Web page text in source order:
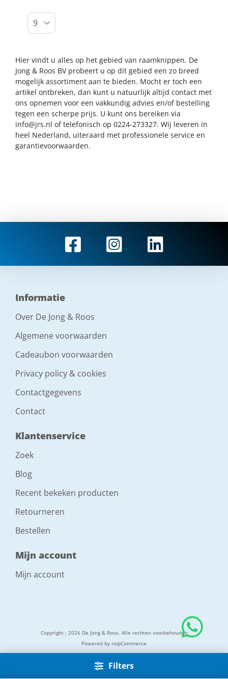
Filters
Hier vindt u alles op het gebied van raamknippen. De
Jong & Roos BV probeert u op dit gebied een zo breed
mogelijk assortiment aan te bieden. Mocht er toch een
artikel ontbreken, dan kunt u natuurlijk altijd contact met
ons opnemen voor een vakkundig advies en/of bestelling
tegen een scherpe prijs. U kunt ons bereiken via
info@jrs.nl of telefonisch op 0224-273327. Wij leveren in
heel Nederland, uiteraard met professionele service en
garantievoorwaarden.
Informatie
Over De Jong & Roos
Algemene voorwaarden
Cadeaubon voorwaarden
Privacy policy & cookies
Contactgegevens
Contact
Klantenservice
Zoek
Blog
Recent bekeken producten
Retourneren
Bestellen
Mijn account
Mijn account
Copyright ; 2026 De Jong & Roos. Alle rechten voorbehouden
Powered by nopCommerce